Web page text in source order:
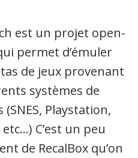
est un projet open-
permet d’émuler
de jeux provenant
systèmes de
(SNES, Playstation,
C’est un peu
de RecalBox qu’on